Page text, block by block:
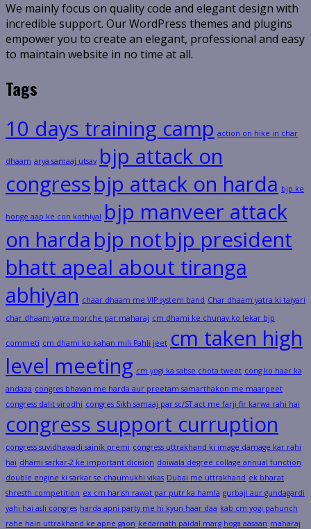
We mainly focus on quality code and elegant design with
incredible support. Our WordPress themes and plugins
empower you to create an elegant, professional and easy
to maintain website in no time at all.
Tags
10 days training camp action on hike in char
dhaam arya samaaj utsav bjp attack on
congressbjp attack on harda bjp ke
honge aap ke con kothiyal bjp manveer attack
on harda bjp notbjp president
bhatt apeal about tiranga
abhiyan chaar dhaam me VIP system band Char dhaam yatra ki taiyari
char dhaam yatra morche par maharaj cm dhami ke chunav ko lekar bjp
commeti cm dhami ko kahan mili Pahli jeet cm taken high
level meeting cm yogi ka sabse chota tweet cong ko haar ka
andaza congres bhavan me harda aur preetam samarthakon me maarpeet
congress dalit virodhi congres Sikh samaaj par sc/ST act me farji fir karwa rahi hai
congress support curruption
congress suvidhawadi sainik premi congress uttrakhand ki image damage kar rahi
hai dhami sarkar-2 ke important dicision doiwala degree collage annual function
double engine ki sarkar se chaumukhi vikas Dubai me uttrakhand ek bharat
shresth competition ex cm harish rawat par putr ka hamla gurbaji aur gundagardi
yahi hai asli congres harda apni party me hi kyun haar daa kab cm yogi pahunch
rahe hain uttrakhand ke apne gaon kedarnath paidal marg hoga aasaan maharaj